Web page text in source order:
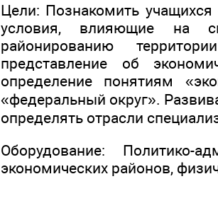
Цели: Познакомить
условия, влияющие на
районированию
представление об
определение понятиям
«федеральный округ».
определять отрасли
Оборудование: Политико-
экономических районов,